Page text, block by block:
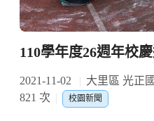
110學年度26週年校
2021-11-02 大里區 光正
821 次
校園新聞